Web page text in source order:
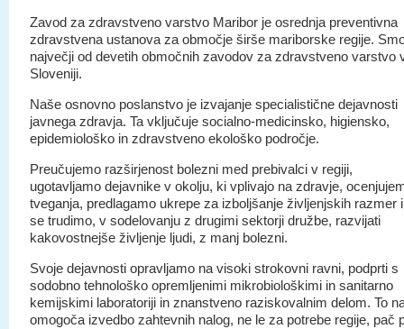
Zavod za zdravstveno varstvo Maribor je osrednja preventivna
zdravstvena ustanova za območje širše mariborske regije.
največji od devetih območnih zavodov za zdravstveno varstvo
Sloveniji.
Naše osnovno poslanstvo je izvajanje specialistične dejavnosti
javnega zdravja. Ta vključuje socialno-medicinsko, higiensko,
epidemiološko in zdravstveno ekološko področje.
Preučujemo razširjenost bolezni med prebivalci v regiji,
ugotavljamo dejavnike v okolju, ki vplivajo na zdravje,
tveganja, predlagamo ukrepe za izboljšanje življenjskih razmer
se trudimo, v sodelovanju z drugimi sektorji družbe, razvijati
kakovostnejše življenje ljudi, z manj bolezni.
Svoje dejavnosti opravljamo na visoki strokovni ravni, podprti s
sodobno tehnološko opremljenimi mikrobiološkimi in sanitarno
kemijskimi laboratoriji in znanstveno raziskovalnim delom. To
omogoča izvedbo zahtevnih nalog, ne le za potrebe regije, pač